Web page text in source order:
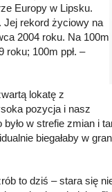
Europy w Lipsku.
Jej rekord życiowy na
2004 roku. Na 100m
roku; 100m ppł. –
lokatę z
pozycja i nasz
w strefie zmian i
biegałaby w
to dziś – stara się